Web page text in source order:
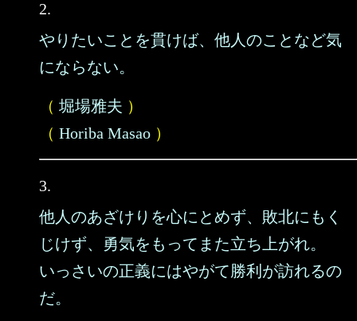
2.
やりたいことを貫けば、他人のことなど気
にならない。
（ 堀場雅夫 ）
（ Horiba Masao ）
3.
他人のあざけりを心にとめず、敗北にもく
じけず、勇気をもってまた立ち上がれ。
いっさいの正義にはやがて勝利が訪れるの
だ。